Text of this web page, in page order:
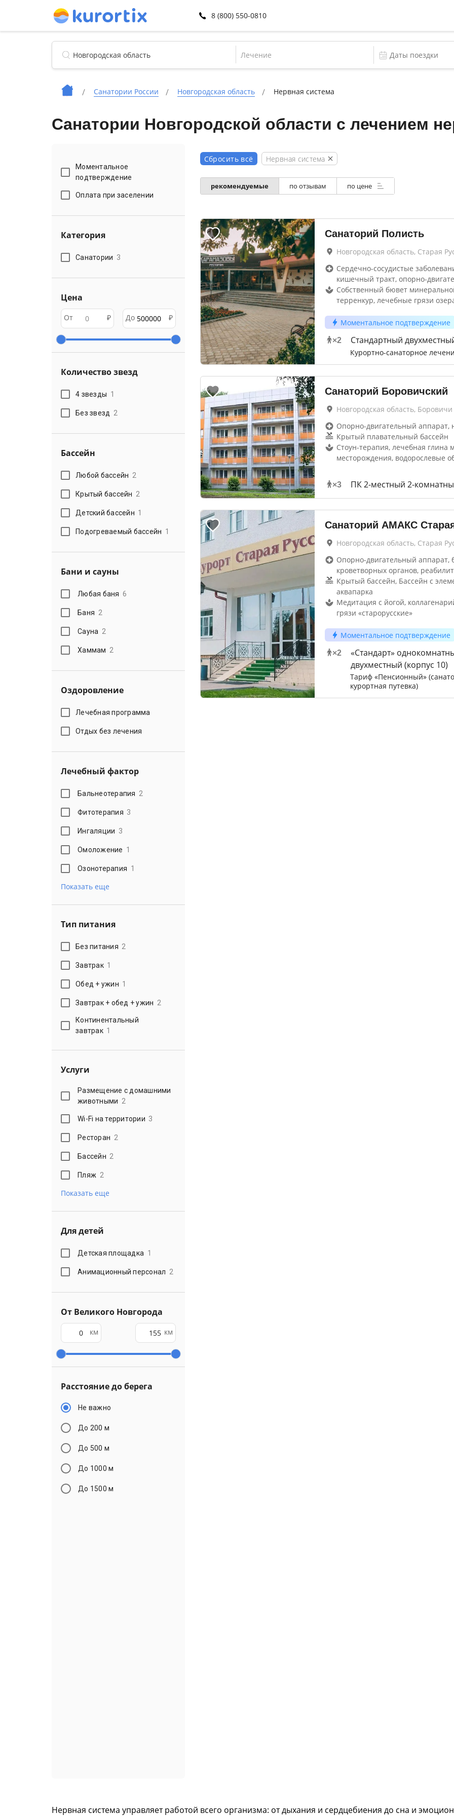
8 (800) 550-0810
Лечение
Санатории России Новгородская область Нервная система
Санатории Новгородской области с лечением
Моментальное
подтверждение
Оплата при заселении
Категория
Санатории 3
Цена
От ₽ До ₽
Количество звезд
4 звезды 1
Без звезд 2
Бассейн
Любой бассейн 2
Крытый бассейн 2
Детский бассейн 1
Подогреваемый бассейн 1
Бани и сауны
Любая баня 6
Баня 2
Сауна 2
Хаммам 2
Оздоровление
Лечебная программа
Отдых без лечения
Лечебный фактор
Бальнеотерапия 2
Фитотерапия 3
Ингаляции 3
Омоложение 1
Озонотерапия 1
Показать еще
Тип питания
Без питания 2
Завтрак 1
Обед + ужин 1
Завтрак + обед + ужин 2
Континентальный
завтрак 1
Услуги
Размещение с домашними
животными 2
Wi-Fi на территории 3
Ресторан 2
Бассейн 2
Пляж 2
Показать еще
Для детей
Детская площадка 1
Анимационный персонал 2
От Великого Новгорода
км км
Расстояние до берега
Не важно
До 200 м
До 500 м
До 1000 м
До 1500 м
Сбросить всё Нервная система
рекомендуемые по отзывам по цене
Санаторий Полисть
Новгородская область, Старая
Сердечно-сосудистые
кишечный тракт, опорно-
Собственный бювет
терренкур, лечебные грязи
Моментальное подтверждение
×2 Стандартный
Курортно-санаторное
Санаторий Боровичский
Новгородская область, Боровичи
Опорно-двигательный аппарат,
Крытый плавательный бассейн
Стоун-терапия, лечебная глина
месторождения, водорослевые
×3 ПК 2-местный 2-
Санаторий АМАКС
Новгородская область, Старая
Опорно-двигательный аппарат,
кроветворных органов,
Крытый бассейн, Бассейн с
аквапарка
Медитация с йогой,
грязи «старорусские»
Моментальное подтверждение
×2
«Стандарт»
двухместный (корпус 10)
Тариф «Пенсионный»
курортная путевка)
Нервная система управляет работой всего организма: от дыхания и сердцебиения до сна и